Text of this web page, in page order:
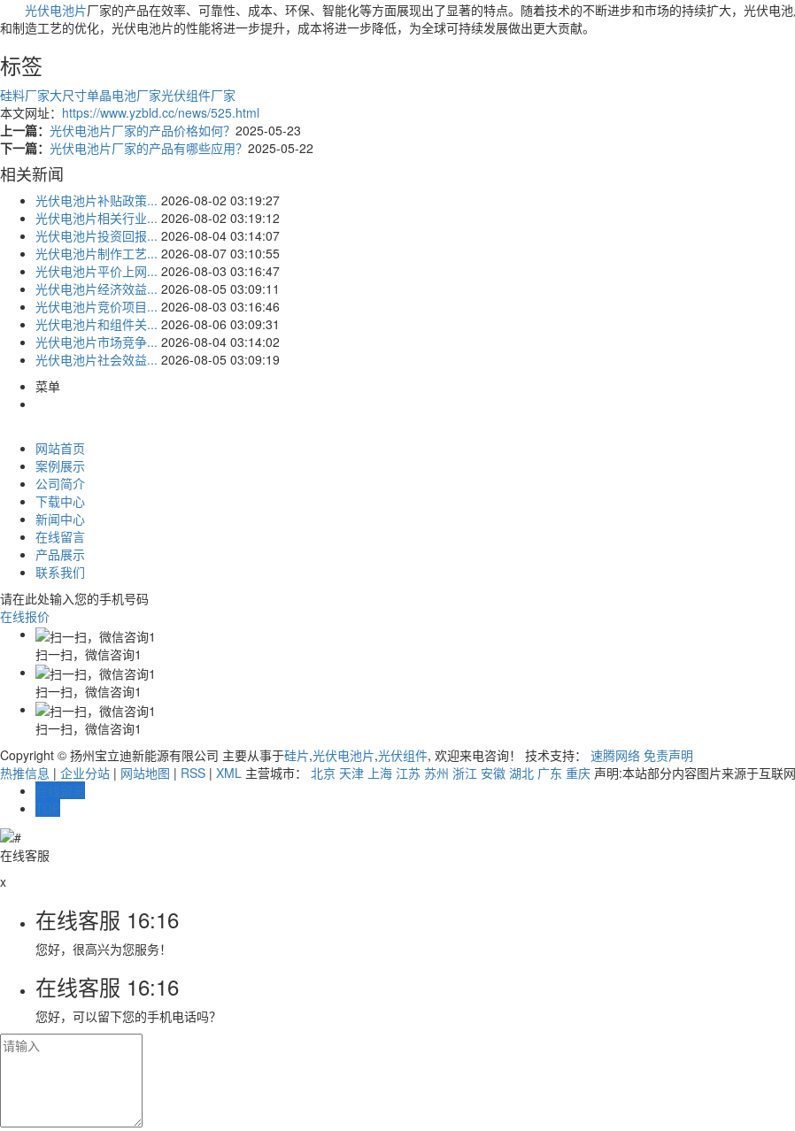
光伏电池片厂家的产品在效率、可靠性、成本、环保、智能化等方面展现出了显著的特点。随着技术的不断进步和市场的持续扩大，光伏电
和制造工艺的优化，光伏电池片的性能将进一步提升，成本将进一步降低，为全球可持续发展做出更大贡献。
标签
硅料厂家大尺寸单晶电池厂家光伏组件厂家
本文网址： https://www.yzbld.cc/news/525.html
上一篇： 光伏电池片厂家的产品价格如何？ 2025-05-23
下一篇： 光伏电池片厂家的产品有哪些应用？ 2025-05-22
相关新闻
光伏电池片补贴政策... 2026-08-02 03:19:27
光伏电池片相关行业... 2026-08-02 03:19:12
光伏电池片投资回报... 2026-08-04 03:14:07
光伏电池片制作工艺... 2026-08-07 03:10:55
光伏电池片平价上网... 2026-08-03 03:16:47
光伏电池片经济效益... 2026-08-05 03:09:11
光伏电池片竞价项目... 2026-08-03 03:16:46
光伏电池片和组件关... 2026-08-06 03:09:31
光伏电池片市场竞争... 2026-08-04 03:14:02
光伏电池片社会效益... 2026-08-05 03:09:19
菜单
网站首页
案例展示
公司简介
下载中心
新闻中心
在线留言
产品展示
联系我们
请在此处输入您的手机号码
在线报价
扫一扫，微信咨询1
扫一扫，微信咨询1
扫一扫，微信咨询1
Copyright © 扬州宝立迪新能源有限公司 主要从事于硅片,光伏电池片,光伏组件, 欢迎来电咨询！ 技术支持： 速腾网络 免责声明
热推信息 | 企业分站 | 网站地图 | RSS | XML 主营城市： 北京 天津 上海 江苏 苏州 浙江 安徽 湖北 广东 重庆 声明:本站部分内容图片来源于互联
在线留言
TOP
在线客服
x
在线客服 16:16
您好，很高兴为您服务！
在线客服 16:16
您好，可以留下您的手机电话吗？